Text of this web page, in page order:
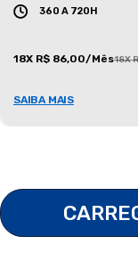
360 A 720H
18X R$ 86,00/Mês18X
SAIBA MAIS